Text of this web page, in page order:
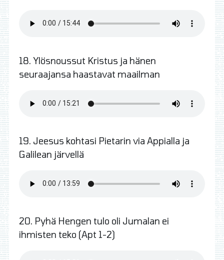
18. Ylösnoussut Kristus ja hänen
seuraajansa haastavat maailman
19. Jeesus kohtasi Pietarin via Appialla ja
Galilean järvellä
20. Pyhä Hengen tulo oli Jumalan ei
ihmisten teko (Apt 1-2)